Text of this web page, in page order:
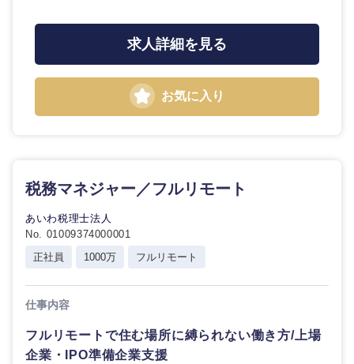
近畿地方
奈良県 和歌山県
求人詳細を見る
お気に入り
税務マネジャー／フルリモート
あいわ税理士法人
No. 01009374000001
正社員
1000万 フルリモート
仕事内容
フルリモートで住む場所に縛られない働き方/上場
企業・IPO準備企業支援